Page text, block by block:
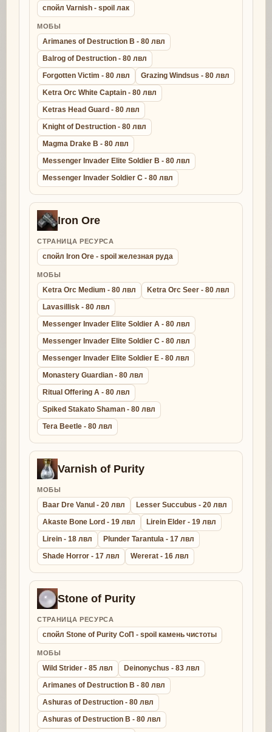
спойл Varnish - spoil лак
МОБЫ
Arimanes of Destruction B - 80 лвл
Balrog of Destruction - 80 лвл
Forgotten Victim - 80 лвл
Grazing Windsus - 80 лвл
Ketra Orc White Captain - 80 лвл
Ketras Head Guard - 80 лвл
Knight of Destruction - 80 лвл
Magma Drake B - 80 лвл
Messenger Invader Elite Soldier B - 80 лвл
Messenger Invader Soldier C - 80 лвл
Iron Ore
СТРАНИЦА РЕСУРСА
спойл Iron Ore - spoil железная руда
МОБЫ
Ketra Orc Medium - 80 лвл
Ketra Orc Seer - 80 лвл
Lavasillisk - 80 лвл
Messenger Invader Elite Soldier A - 80 лвл
Messenger Invader Elite Soldier C - 80 лвл
Messenger Invader Elite Soldier E - 80 лвл
Monastery Guardian - 80 лвл
Ritual Offering A - 80 лвл
Spiked Stakato Shaman - 80 лвл
Tera Beetle - 80 лвл
Varnish of Purity
МОБЫ
Baar Dre Vanul - 20 лвл
Lesser Succubus - 20 лвл
Akaste Bone Lord - 19 лвл
Lirein Elder - 19 лвл
Lirein - 18 лвл
Plunder Tarantula - 17 лвл
Shade Horror - 17 лвл
Wererat - 16 лвл
Stone of Purity
СТРАНИЦА РЕСУРСА
спойл Stone of Purity СоП - spoil камень чистоты
МОБЫ
Wild Strider - 85 лвл
Deinonychus - 83 лвл
Arimanes of Destruction B - 80 лвл
Ashuras of Destruction - 80 лвл
Ashuras of Destruction B - 80 лвл